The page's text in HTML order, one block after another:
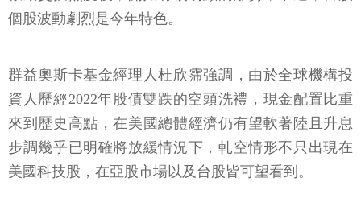
個股波動劇烈是今年特色。
群益奧斯卡基金經理人杜欣霈強調，由於全球機構投
資人歷經2022年股債雙跌的空頭洗禮，現金配置比重
來到歷史高點，在美國總體經濟仍有望軟著陸且升息
步調幾乎已明確將放緩情況下，軋空情形不只出現在
美國科技股，在亞股市場以及台股皆可望看到。